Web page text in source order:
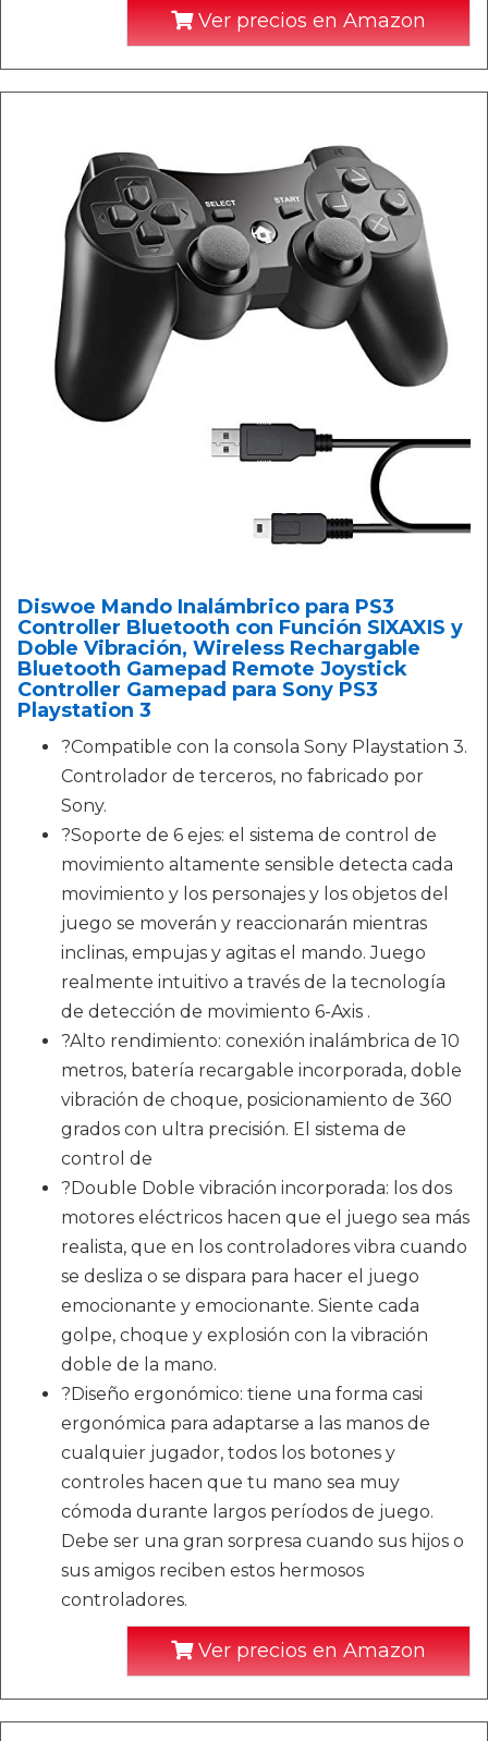
Ver precios en Amazon
Diswoe Mando Inalámbrico para PS3
Controller Bluetooth con Función SIXAXIS y
Doble Vibración, Wireless Rechargable
Bluetooth Gamepad Remote Joystick
Controller Gamepad para Sony PS3
Playstation 3
?Compatible con la consola Sony Playstation 3.
Controlador de terceros, no fabricado por
Sony.
?Soporte de 6 ejes: el sistema de control de
movimiento altamente sensible detecta cada
movimiento y los personajes y los objetos del
juego se moverán y reaccionarán mientras
inclinas, empujas y agitas el mando. Juego
realmente intuitivo a través de la tecnología
de detección de movimiento 6-Axis .
?Alto rendimiento: conexión inalámbrica de 10
metros, batería recargable incorporada, doble
vibración de choque, posicionamiento de 360 ​​
grados con ultra precisión. El sistema de
control de
?Double Doble vibración incorporada: los dos
motores eléctricos hacen que el juego sea más
realista, que en los controladores vibra cuando
se desliza o se dispara para hacer el juego
emocionante y emocionante. Siente cada
golpe, choque y explosión con la vibración
doble de la mano.
?Diseño ergonómico: tiene una forma casi
ergonómica para adaptarse a las manos de
cualquier jugador, todos los botones y
controles hacen que tu mano sea muy
cómoda durante largos períodos de juego.
Debe ser una gran sorpresa cuando sus hijos o
sus amigos reciben estos hermosos
controladores.
Ver precios en Amazon